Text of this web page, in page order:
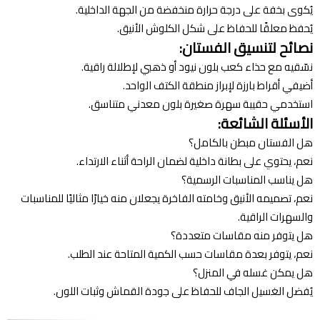
يُكوى بخفة على درجة حرارة منخفضة من الجهة الداخلية.
يُحفظ معلقًا للحفاظ على شكل الكلوش الأنيق.
نصائح لتنسيق الفستان:
نسّقيه مع حذاء كعب بلون نيود أو ذهبي لإطلالة راقية.
أضيفي أقراط بارزة لإبراز منطقة الكتف الواحد.
استخدمي حقيبة سهرة صغيرة بلون معدني متناسق.
الأسئلة الشائعة:
هل الفستان مبطن بالكامل؟
نعم، يحتوي على بطانة داخلية لضمان الراحة أثناء الارتداء.
هل يناسب المناسبات الرسمية؟
نعم، تصميمه الأنيق وخامته الفاخرة يجعلان منه خيارًا مثاليًا للمناسبات
والسهرات الراقية.
هل يتوفر منه مقاسات متعددة؟
نعم، يتوفر بعدة مقاسات حسب الكمية المتاحة عند الطلب.
هل يمكن غسله في المنزل؟
يُفضل الغسيل الجاف للحفاظ على جودة القماش وثبات اللون.